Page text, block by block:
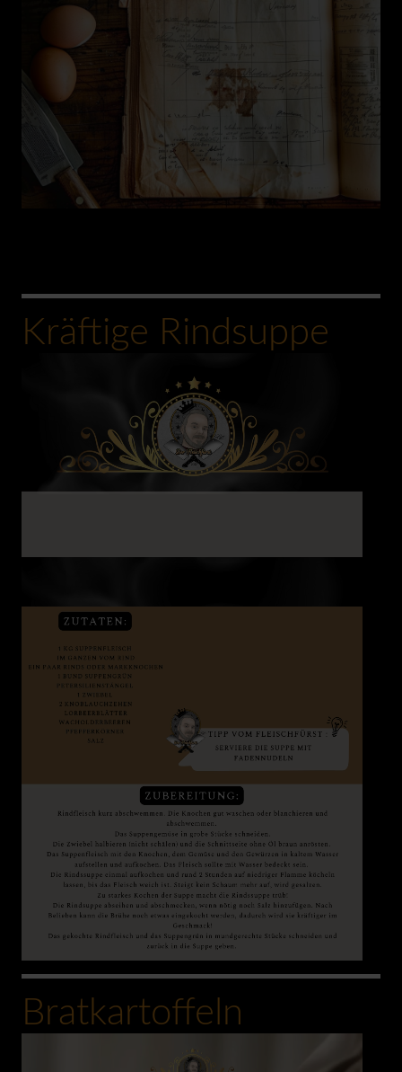
Kräftige Rindsuppe
0:00
Bratkartoffeln